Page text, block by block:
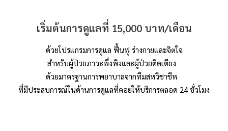
เริ่มต้นการดูแลที่ 15,000 บาท/เดือน
ด้วยโปรแกรมการดูแล ฟื้นฟู ร่างกายและจิตใจ
สำหรับผู้ป่วยภาวะพึ่งพิงและผู้ป่วยติดเตียง
ด้วยมาตรฐานการพยาบาลจากทีมสหวิชาชีพ
ที่มีประสบการณ์ในด้านการดูแลที่คอยให้บริการตลอด 24 ชั่วโมง